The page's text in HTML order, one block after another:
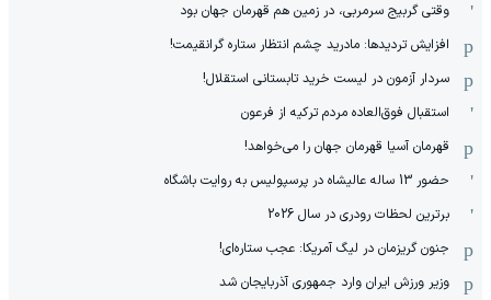
وقتی گربیج سرمربی، در زمین هم قهرمان جهان بود
افزایش تردیدها: مادرید چشم انتظار ستاره گرانقیمت!
سردار آزمون در لیست خرید تابستانی استقلال!
استقبال فوق‌‌العاده مردم ترکیه از فرعون
قهرمان آسیا قهرمان جهان را می‌خواهد!
حضور 13 ساله عالیشاه در پرسپولیس به روایت باشگاه
برترین لحظات رودری در سال 2026
جنون گریزمان در لیگ آمریکا: عجب ستاره‌ای!
وزیر ورزش ایران وارد جمهوری آذربایجان شد